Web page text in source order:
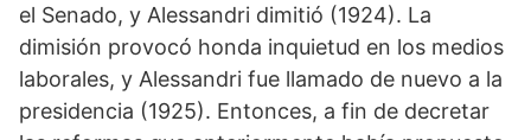
el Senado, y Alessandri dimitió (1924). La
dimisión provocó honda inquietud en los medios
laborales, y Alessandri fue llamado de nuevo a la
presidencia (1925). Entonces, a fin de decretar